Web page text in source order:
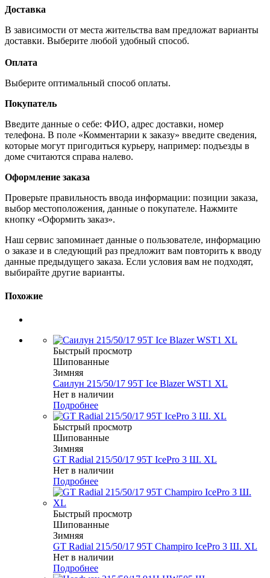
Доставка
В зависимости от места жительства вам предложат варианты
доставки. Выберите любой удобный способ.
Оплата
Выберите оптимальный способ оплаты.
Покупатель
Введите данные о себе: ФИО, адрес доставки, номер
телефона. В поле «Комментарии к заказу» введите сведения,
которые могут пригодиться курьеру, например: подъезды в
доме считаются справа налево.
Оформление заказа
Проверьте правильность ввода информации: позиции заказа,
выбор местоположения, данные о покупателе. Нажмите
кнопку «Оформить заказ».
Наш сервис запоминает данные о пользователе, информацию
о заказе и в следующий раз предложит вам повторить к вводу
данные предыдущего заказа. Если условия вам не подходят,
выбирайте другие варианты.
Похожие
Быстрый просмотр
Шипованные
Зимняя
Саилун 215/50/17 95T Ice Blazer WST1 XL
Нет в наличии
Подробнее
Быстрый просмотр
Шипованные
Зимняя
GT Radial 215/50/17 95T IcePro 3 Ш. XL
Нет в наличии
Подробнее
Быстрый просмотр
Шипованные
Зимняя
GT Radial 215/50/17 95T Champiro IcePro 3 Ш. XL
Нет в наличии
Подробнее